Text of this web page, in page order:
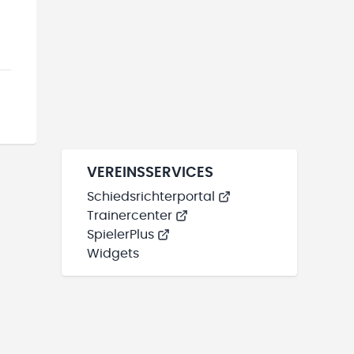
VEREINSSERVICES
Schiedsrichterportal
Trainercenter
SpielerPlus
Widgets